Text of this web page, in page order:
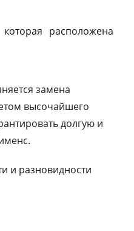
расположена
замена
высочайшего
долгую и
и разновидности